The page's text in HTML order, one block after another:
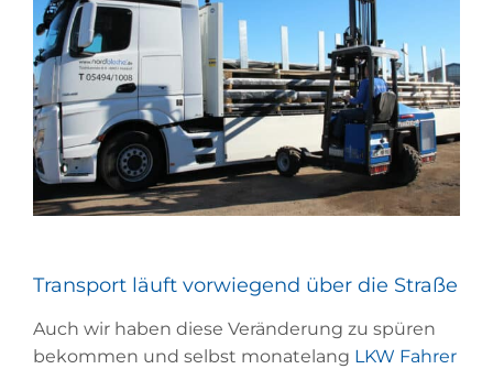
Transport läuft vorwiegend über die Straße
Auch wir haben diese Veränderung zu spüren
bekommen und selbst monatelang LKW Fahrer